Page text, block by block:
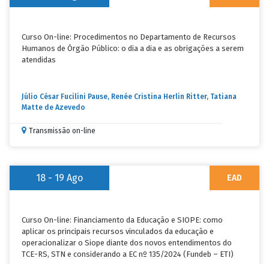
Curso On-line: Procedimentos no Departamento de Recursos
Humanos de Órgão Público: o dia a dia e as obrigações a serem
atendidas
Júlio César Fucilini Pause, Renée Cristina Herlin Ritter, Tatiana
Matte de Azevedo
Transmissão on-line
18 - 19Ago EAD
Curso On-line: Financiamento da Educação e SIOPE: como
aplicar os principais recursos vinculados da educação e
operacionalizar o Siope diante dos novos entendimentos do
TCE-RS, STN e considerando a EC nº 135/2024 (Fundeb – ETI)